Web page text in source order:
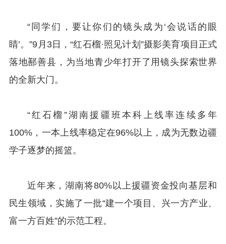
“同学们，要让你们的镜头成为‘会说话的眼
睛’。”9月3日，“红石榴·照见计划”摄影美育项目正式
落地鄯善县，为当地青少年打开了用镜头探索世界
的全新大门。
“红石榴”湖南援疆班本科上线率连续多年
100%，一本上线率稳定在96%以上，成为无数边疆
学子逐梦的摇篮。
近年来，湖南将80%以上援疆资金投向基层和
民生领域，实施了一批“建一个项目、兴一方产业、
富一方百姓”的示范工程。